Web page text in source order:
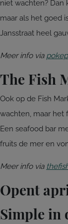
niet wachten? Dan
maar als het goed
Jansstraat heel
Meer info via
The Fish
Ook op de Fish
wachten, maar het
Een seafood bar
fruits de mer en
Meer info via
Opent
Simple in